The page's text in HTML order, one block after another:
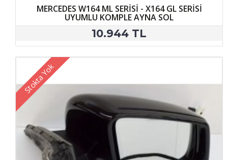
MERCEDES W164 ML SERİSİ - X164 GL SERİSİ
UYUMLU KOMPLE AYNA SOL
10.944 TL
Stokta Yok